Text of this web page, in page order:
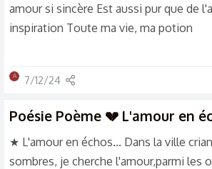
amour si sincère Est aussi pur que de
inspiration Toute ma vie, ma potion
A 7/12/24
Poésie Poème 💔 L'amour en
★ L'amour en échos... Dans la ville
sombres, je cherche l'amour,parmi les